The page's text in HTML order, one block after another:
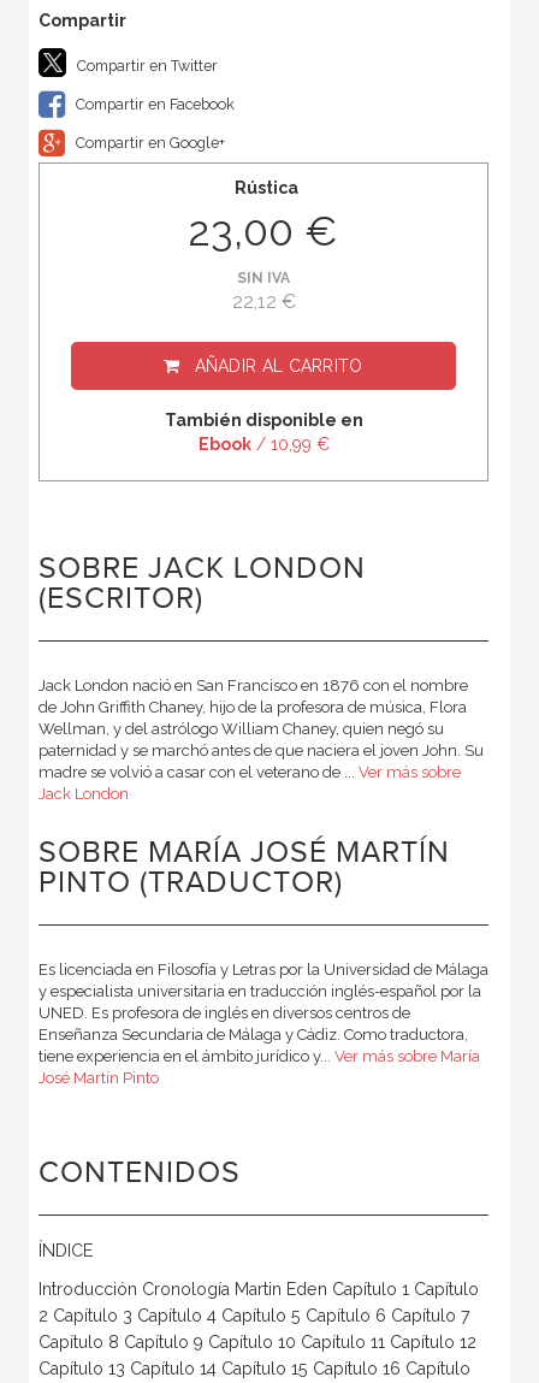
Compartir en Twitter
Compartir en Facebook
Compartir en Google+
Rústica
23,00 €
SIN IVA
22,12 €
AÑADIR AL CARRITO
También disponible en
Ebook/ 10,99 €
SOBRE JACK LONDON
(ESCRITOR)
Jack London nació en San Francisco en 1876 con el nombre
de John Griffith Chaney, hijo de la profesora de música, Flora
Wellman, y del astrólogo William Chaney, quien negó su
paternidad y se marchó antes de que naciera el joven John. Su
madre se volvió a casar con el veterano de ... Ver más sobre
Jack London
SOBRE MARÍA JOSÉ MARTÍN
PINTO (TRADUCTOR)
Es licenciada en Filosofía y Letras por la Universidad de Málaga
y especialista universitaria en traducción inglés-español por la
UNED. Es profesora de inglés en diversos centros de
Enseñanza Secundaria de Málaga y Cádiz. Como traductora,
tiene experiencia en el ámbito jurídico y... Ver más sobre María
José Martín Pinto
CONTENIDOS
ÍNDICE
Introducción Cronología Martin Eden Capítulo 1 Capítulo
2 Capítulo 3 Capítulo 4 Capítulo 5 Capítulo 6 Capítulo 7
Capítulo 8 Capítulo 9 Capítulo 10 Capítulo 11 Capítulo 12
Capítulo 13 Capítulo 14 Capítulo 15 Capítulo 16 Capítulo